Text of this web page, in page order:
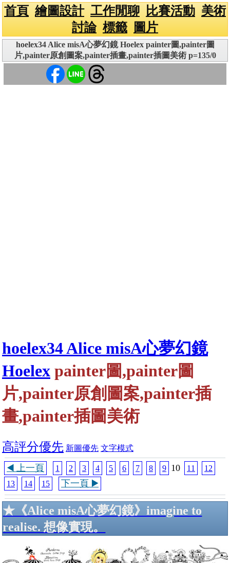
首頁 繪圖設計 工作閒聊 比賽活動 美術
討論 標籤 圖片
hoelex34 Alice misA心夢幻鏡 Hoelex painter圖,painter圖
片,painter原創圖案,painter插畫,painter插圖美術 p=135/0
hoelex34 Alice misA心夢幻鏡
Hoelex painter圖,painter圖
片,painter原創圖案,painter插
畫,painter插圖美術
高評分優先 新圖優先 文字模式
◀️ 上一頁 1 2 3 4 5 6 7 8 9 10 11
12
13
14 15 下一頁 ▶️
★《Alice misA心夢幻鏡》imagine to
realise. 想像實現。